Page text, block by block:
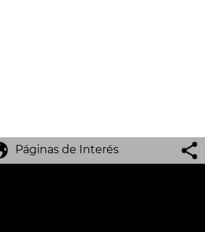
Páginas de Interés